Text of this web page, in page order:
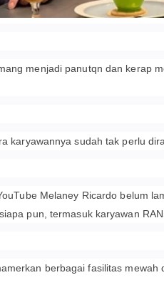
menjadi panutqn dan kerap
karyawannya sudah tak perlu
Melaney Ricardo belum
pun, termasuk karyawan
berbagai fasilitas mewah